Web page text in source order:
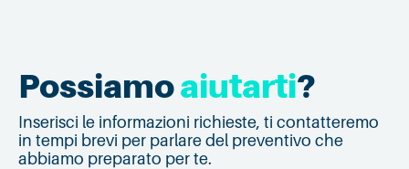
Possiamoaiutarti?
Inserisci le informazioni richieste, ti contatteremo
in tempi brevi per parlare del preventivo che
abbiamo preparato per te.